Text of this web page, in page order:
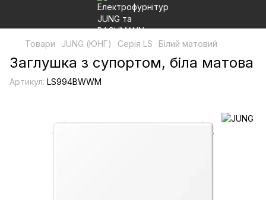
Товари JUNG (ЮНГ) Серія LS Білий матовий
Заглушка з супортом, біла матова
Артикул: LS994BWWM